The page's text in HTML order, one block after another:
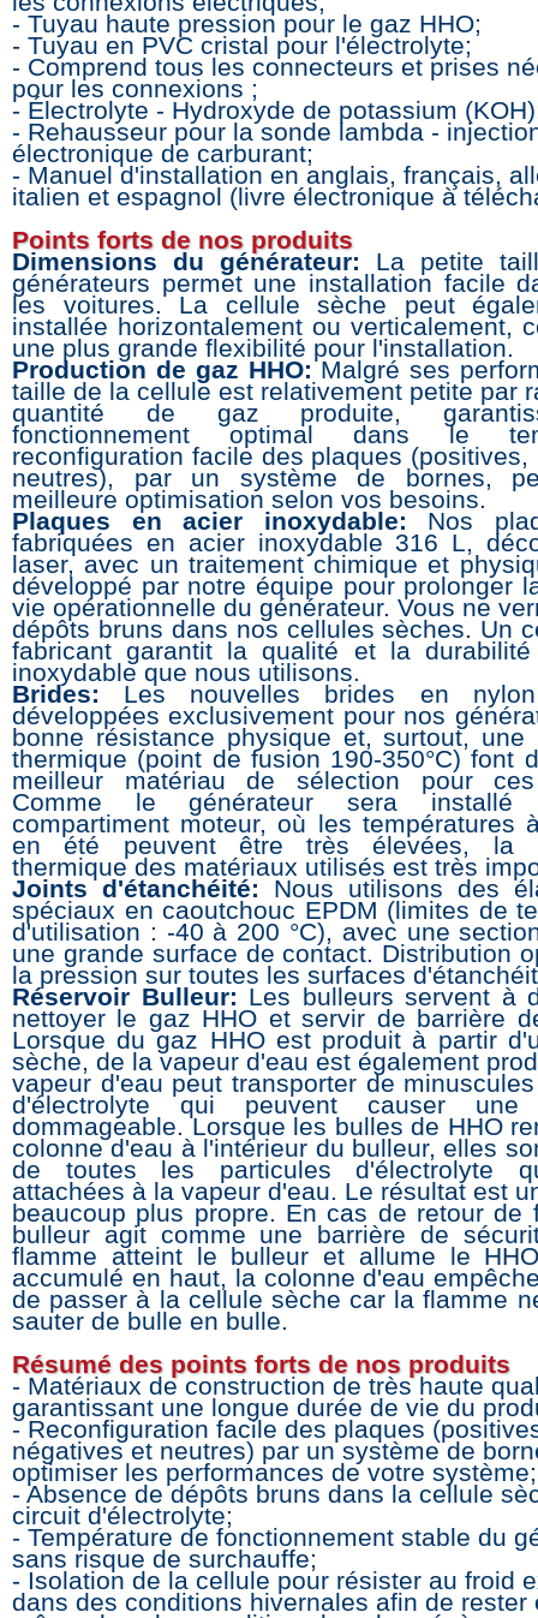
- Tuyau haute pression pour le gaz HHO;
- Tuyau en PVC cristal pour l'électrolyte;
- Comprend tous les connecteurs et prises
pour les connexions ;
- Électrolyte - Hydroxyde de potassium
- Rehausseur pour la sonde lambda -
électronique de carburant;
- Manuel d'installation en anglais, français,
italien et espagnol (livre électronique à
Points forts de nos produits
Dimensions du générateur: La petite
générateurs permet une installation facile
les voitures. La cellule sèche peut
installée horizontalement ou verticalement,
une plus grande flexibilité pour l'installation.
Production de gaz HHO:Malgré ses
taille de la cellule est relativement petite par
quantité de gaz produite,
fonctionnement optimal dans le
reconfiguration facile des plaques (positives,
neutres), par un système de bornes,
meilleure optimisation selon vos besoins.
Plaques en acier inoxydable: Nos
fabriquées en acier inoxydable 316 L,
laser, avec un traitement chimique et
développé par notre équipe pour prolonger
vie opérationnelle du générateur. Vous ne
dépôts bruns dans nos cellules sèches. Un
fabricant garantit la qualité et la
inoxydable que nous utilisons.
Brides: Les nouvelles brides en
développées exclusivement pour nos
bonne résistance physique et, surtout, une
thermique (point de fusion 190-350°C) font
meilleur matériau de sélection pour
Comme le générateur sera
compartiment moteur, où les températures
en été peuvent être très élevées, la
thermique des matériaux utilisés est très
Joints d'étanchéité: Nous utilisons des
spéciaux en caoutchouc EPDM (limites de
d'utilisation : -40 à 200 °C), avec une
une grande surface de contact. Distribution
la pression sur toutes les surfaces
Réservoir Bulleur: Les bulleurs servent à
nettoyer le gaz HHO et servir de barrière
Lorsque du gaz HHO est produit à partir
sèche, de la vapeur d'eau est également
vapeur d'eau peut transporter de
d'électrolyte qui peuvent causer une
dommageable. Lorsque les bulles de HHO
colonne d'eau à l'intérieur du bulleur, elles
de toutes les particules d'électrolyte
attachées à la vapeur d'eau. Le résultat est
beaucoup plus propre. En cas de retour de
bulleur agit comme une barrière de
flamme atteint le bulleur et allume le
accumulé en haut, la colonne d'eau
de passer à la cellule sèche car la flamme
sauter de bulle en bulle.
Résumé des points forts de nos produits
- Matériaux de construction de très haute
garantissant une longue durée de vie du
- Reconfiguration facile des plaques
négatives et neutres) par un système de
optimiser les performances de votre système;
- Absence de dépôts bruns dans la cellule
circuit d'électrolyte;
- Température de fonctionnement stable du
sans risque de surchauffe;
- Isolation de la cellule pour résister au froid
dans des conditions hivernales afin de rester